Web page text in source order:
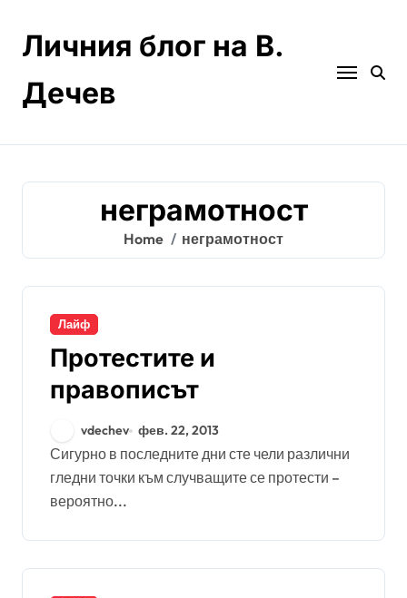
contentЛичния блог на В.
Дечев
неграмотност
Home неграмотност
Лайф
Протестите и
правописът
vdechev фев. 22, 2013
Сигурно в последните дни сте чели различни
гледни точки към случващите се протести –
вероятно...